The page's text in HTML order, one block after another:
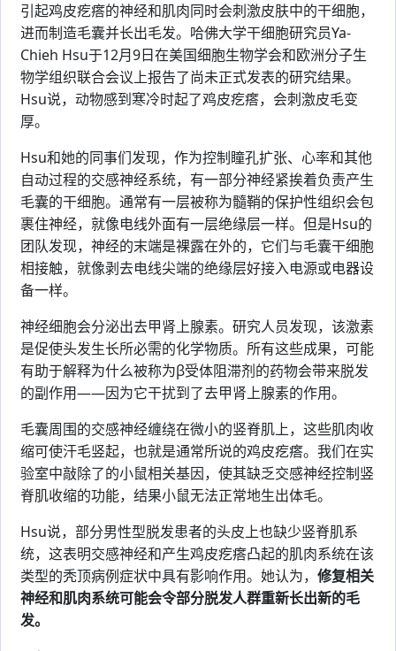
引起鸡皮疙瘩的神经和肌肉同时会刺激皮肤中的干细胞，
进而制造毛囊并长出毛发。哈佛大学干细胞研究员Ya-
Chieh Hsu于12月9日在美国细胞生物学会和欧洲分子生
物学组织联合会议上报告了尚未正式发表的研究结果。
Hsu说，动物感到寒冷时起了鸡皮疙瘩，会刺激皮毛变
厚。
Hsu和她的同事们发现，作为控制瞳孔扩张、心率和其他
自动过程的交感神经系统，有一部分神经紧挨着负责产生
毛囊的干细胞。通常有一层被称为髓鞘的保护性组织会包
裹住神经，就像电线外面有一层绝缘层一样。但是Hsu的
团队发现，神经的末端是裸露在外的，它们与毛囊干细胞
相接触，就像剥去电线尖端的绝缘层好接入电源或电器设
备一样。
神经细胞会分泌出去甲肾上腺素。研究人员发现，该激素
是促使头发生长所必需的化学物质。所有这些成果，可能
有助于解释为什么被称为β受体阻滞剂的药物会带来脱发
的副作用——因为它干扰到了去甲肾上腺素的作用。
毛囊周围的交感神经缠绕在微小的竖脊肌上，这些肌肉收
缩可使汗毛竖起，也就是通常所说的鸡皮疙瘩。我们在实
验室中敲除了的小鼠相关基因，使其缺乏交感神经控制竖
脊肌收缩的功能，结果小鼠无法正常地生出体毛。
Hsu说，部分男性型脱发患者的头皮上也缺少竖脊肌系
统，这表明交感神经和产生鸡皮疙瘩凸起的肌肉系统在该
类型的秃顶病例症状中具有影响作用。她认为， 修复相关
神经和肌肉系统可能会令部分脱发人群重新长出新的毛
发。